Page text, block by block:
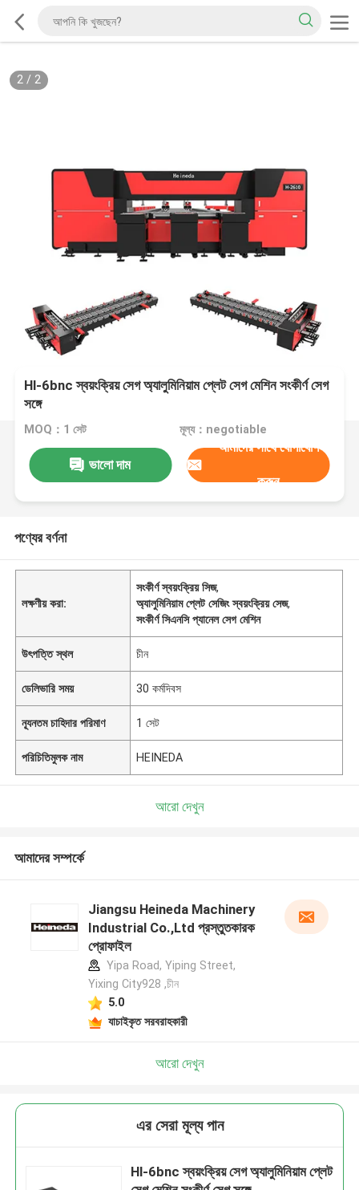
2/ 2
Hl-6bnc স্বয়ংক্রিয় সেগ অ্যালুমিনিয়াম প্লেট সেগ মেশিন সংকীর্ণ সেগ
সঙ্গে
MOQ：1 সেট মূল্য：negotiable
ভালো দাম
আমাদের সাথে যোগাযোগ
করুন
পণ্যের বর্ণনা
লক্ষণীয় করা:
সংকীর্ণ স্বয়ংক্রিয় সিজ,
অ্যালুমিনিয়াম প্লেট সেজিং স্বয়ংক্রিয় সেজ,
সংকীর্ণ সিএনসি প্যানেল সেগ মেশিন
উৎপত্তি স্থল চীন
ডেলিভারি সময় 30 কর্মদিবস
ন্যূনতম চাহিদার পরিমাণ 1 সেট
পরিচিতিমুলক নাম HEINEDA
আরো দেখুন
আমাদের সম্পর্কে
Jiangsu Heineda Machinery
Industrial Co.,Ltd প্রস্তুতকারক
প্রোফাইল
Yipa Road, Yiping Street,
Yixing City928 ,চীন
5.0
যাচাইকৃত সরবরাহকারী
আরো দেখুন
এর সেরা মূল্য পান
Hl-6bnc স্বয়ংক্রিয় সেগ অ্যালুমিনিয়াম প্লেট